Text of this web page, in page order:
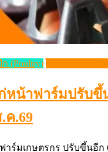
(Poultry)
หน้าฟาร์มปรับขึ้
ค.69
าร์มเกษตรกร ปรับขึ้นอี